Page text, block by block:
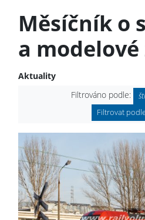
Měsíčník o
a
Aktuality
Filtrováno podle:
Filtrovat